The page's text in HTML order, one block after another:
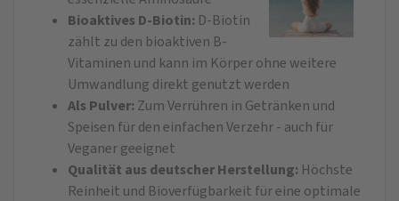
Bioaktives D-Biotin: D-Biotin
zählt zu den bioaktiven B-
Vitaminen und kann im Körper ohne weitere
Umwandlung direkt genutzt werden
Als Pulver: Zum Verrühren in Getränken und
Speisen für den einfachen Verzehr - auch für
Veganer geeignet
Qualität aus deutscher Herstellung: Höchste
Reinheit und Bioverfügbarkeit für eine optimale